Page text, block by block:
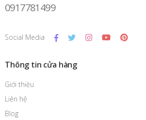
0917781499
Social Media
Thông tin cửa hàng
Giới thiệu
Liên hệ
Blog